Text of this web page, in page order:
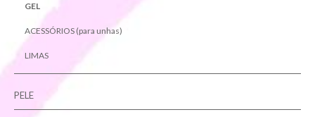
GEL
ACESSÓRIOS (para unhas)
LIMAS
PELE